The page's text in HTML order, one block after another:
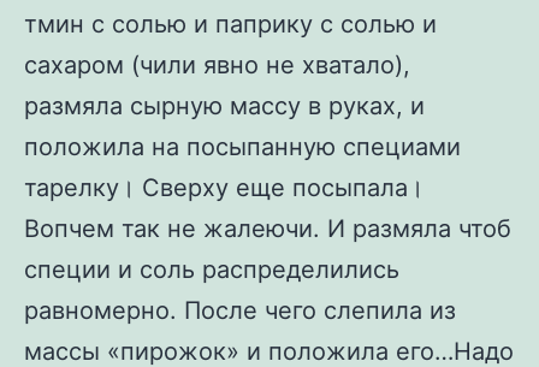
тмин с солью и паприку с солью и
сахаром (чили явно не хватало),
размяла сырную массу в руках, и
положила на посыпанную специами
тарелку। Сверху еще посыпала।
Вопчем так не жалеючи. И размяла чтоб
специи и соль распределились
равномерно. После чего слепила из
массы «пирожок» и положила его…Надо